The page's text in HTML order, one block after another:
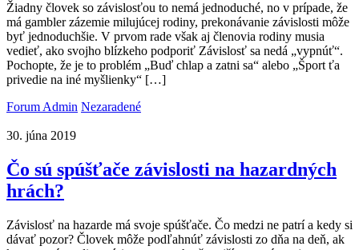
Žiadny človek so závislosťou to nemá jednoduché, no v prípade, že
má gambler zázemie milujúcej rodiny, prekonávanie závislosti môže
byť jednoduchšie. V prvom rade však aj členovia rodiny musia
vedieť, ako svojho blízkeho podporiť Závislosť sa nedá „vypnúť“.
Pochopte, že je to problém „Buď chlap a zatni sa“ alebo „Šport ťa
privedie na iné myšlienky“ […]
Forum Admin Nezaradené
30. júna 2019
Čo sú spúšťače závislosti na hazardných
hrách?
Závislosť na hazarde má svoje spúšťače. Čo medzi ne patrí a kedy si
dávať pozor? Človek môže podľahnúť závislosti zo dňa na deň, ak